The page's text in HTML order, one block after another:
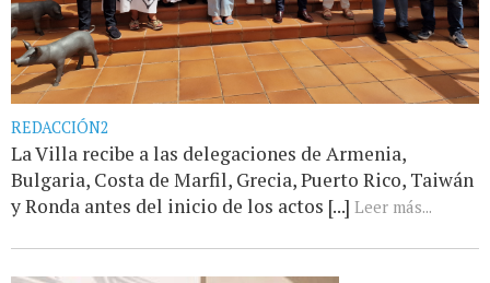
REDACCIÓN2
La Villa recibe a las delegaciones de Armenia,
Bulgaria, Costa de Marfil, Grecia, Puerto Rico, Taiwán
y Ronda antes del inicio de los actos [...] Leer más...